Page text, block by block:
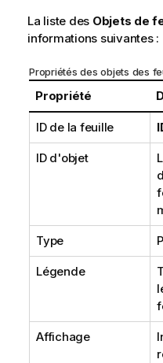
La liste des Objets de
informations suivantes :
Propriétés des objets des
Propriété
ID de la feuille
ID d'objet
Type
Légende
Affichage